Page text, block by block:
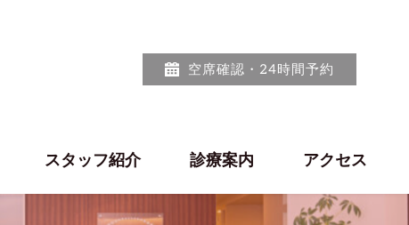
空席確認・24時間予約
スタッフ紹介 診療案内 アクセス